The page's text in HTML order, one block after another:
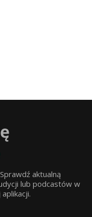
aktualną
lub podcastów w